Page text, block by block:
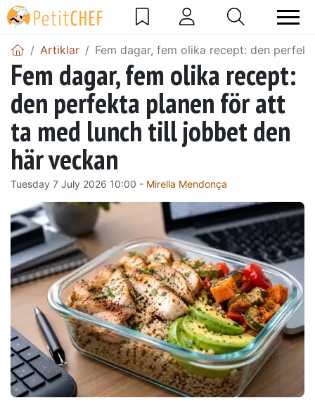
Artiklar Fem dagar, fem olika recept: den
Fem dagar, fem olika recept:
den perfekta planen för att
ta med lunch till jobbet den
här veckan
Tuesday 7 July 2026 10:00 - Mirella Mendonça